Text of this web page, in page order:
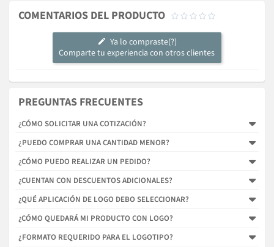
COMENTARIOS DEL PRODUCTO     
Ya lo compraste(?)
Comparte tu experiencia con otros clientes
PREGUNTAS FRECUENTES
¿CÓMO SOLICITAR UNA COTIZACIÓN?
¿PUEDO COMPRAR UNA CANTIDAD MENOR?
¿CÓMO PUEDO REALIZAR UN PEDIDO?
¿CUENTAN CON DESCUENTOS ADICIONALES?
¿QUÉ APLICACIÓN DE LOGO DEBO SELECCIONAR?
¿CÓMO QUEDARÁ MI PRODUCTO CON LOGO?
¿FORMATO REQUERIDO PARA EL LOGOTIPO?